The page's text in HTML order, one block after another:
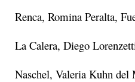
Renca, Romina Peralta,
La Calera, Diego
Naschel, Valeria Kuhn del